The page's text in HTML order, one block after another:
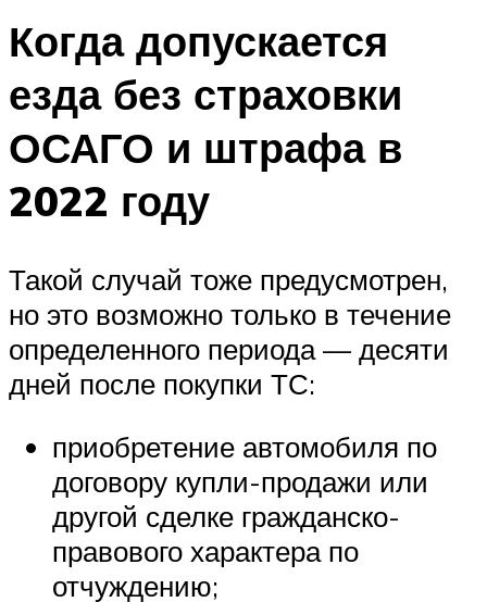
Когда допускается
езда без страховки
ОСАГО и штрафа в
2022 году
Такой случай тоже предусмотрен,
но это возможно только в течение
определенного периода — десяти
дней после покупки ТС:
приобретение автомобиля по
договору купли-продажи или
другой сделке гражданско-
правового характера по
отчуждению;